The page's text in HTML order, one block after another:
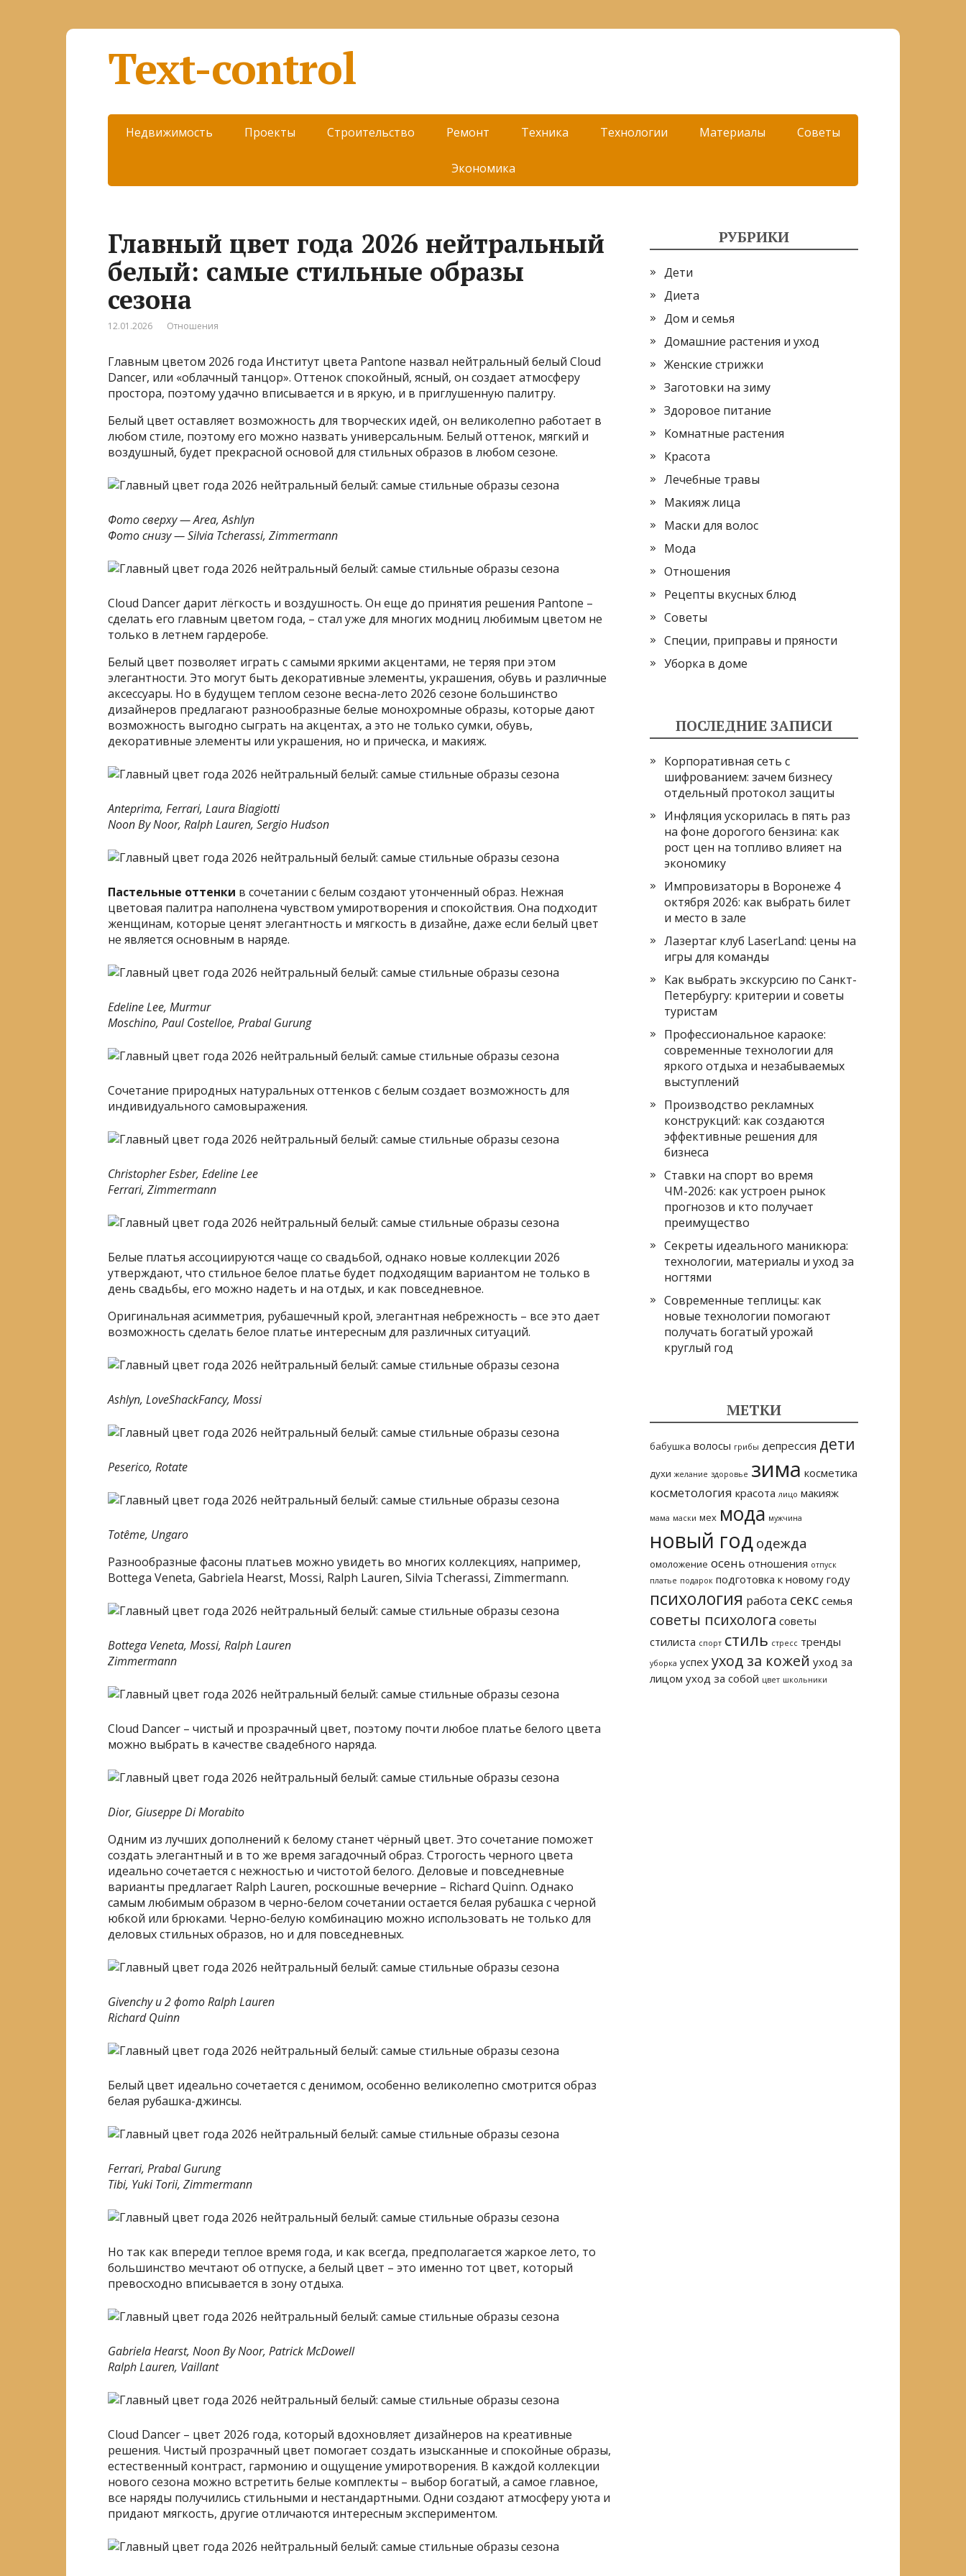
Text-control
Недвижимость Проекты Строительство Ремонт Техника Технологии Материалы Советы
Экономика
Главный цвет года 2026 нейтральный
белый: самые стильные образы
сезона
12.01.2026 Отношения
Главным цветом 2026 года Институт цвета Pantone назвал нейтральный белый Cloud
Dancer, или «облачный танцор». Оттенок спокойный, ясный, он создает атмосферу
простора, поэтому удачно вписывается и в яркую, и в приглушенную палитру.
Белый цвет оставляет возможность для творческих идей, он великолепно работает в
любом стиле, поэтому его можно назвать универсальным. Белый оттенок, мягкий и
воздушный, будет прекрасной основой для стильных образов в любом сезоне.
Фото сверху — Area, Ashlyn
Фото снизу — Silvia Tcherassi, Zimmermann
Cloud Dancer дарит лёгкость и воздушность. Он еще до принятия решения Pantone –
сделать его главным цветом года, – стал уже для многих модниц любимым цветом не
только в летнем гардеробе.
Белый цвет позволяет играть с самыми яркими акцентами, не теряя при этом
элегантности. Это могут быть декоративные элементы, украшения, обувь и различные
аксессуары. Но в будущем теплом сезоне весна-лето 2026 сезоне большинство
дизайнеров предлагают разнообразные белые монохромные образы, которые дают
возможность выгодно сыграть на акцентах, а это не только сумки, обувь,
декоративные элементы или украшения, но и прическа, и макияж.
Anteprima, Ferrari, Laura Biagiotti
Noon By Noor, Ralph Lauren, Sergio Hudson
Пастельные оттенки в сочетании с белым создают утонченный образ. Нежная
цветовая палитра наполнена чувством умиротворения и спокойствия. Она подходит
женщинам, которые ценят элегантность и мягкость в дизайне, даже если белый цвет
не является основным в наряде.
Edeline Lee, Murmur
Moschino, Paul Costelloe, Prabal Gurung
Сочетание природных натуральных оттенков с белым создает возможность для
индивидуального самовыражения.
Christopher Esber, Edeline Lee
Ferrari, Zimmermann
Белые платья ассоциируются чаще со свадьбой, однако новые коллекции 2026
утверждают, что стильное белое платье будет подходящим вариантом не только в
день свадьбы, его можно надеть и на отдых, и как повседневное.
Оригинальная асимметрия, рубашечный крой, элегантная небрежность – все это дает
возможность сделать белое платье интересным для различных ситуаций.
Ashlyn, LoveShackFancy, Mossi
Peserico, Rotate
Totême, Ungaro
Разнообразные фасоны платьев можно увидеть во многих коллекциях, например,
Bottega Veneta, Gabriela Hearst, Mossi, Ralph Lauren, Silvia Tcherassi, Zimmermann.
Bottega Veneta, Mossi, Ralph Lauren
Zimmermann
Cloud Dancer – чистый и прозрачный цвет, поэтому почти любое платье белого цвета
можно выбрать в качестве свадебного наряда.
Dior, Giuseppe Di Morabito
Одним из лучших дополнений к белому станет чёрный цвет. Это сочетание поможет
создать элегантный и в то же время загадочный образ. Строгость черного цвета
идеально сочетается с нежностью и чистотой белого. Деловые и повседневные
варианты предлагает Ralph Lauren, роскошные вечерние – Richard Quinn. Однако
самым любимым образом в черно-белом сочетании остается белая рубашка с черной
юбкой или брюками. Черно-белую комбинацию можно использовать не только для
деловых стильных образов, но и для повседневных.
Givenchy и 2 фото Ralph Lauren
Richard Quinn
Белый цвет идеально сочетается с денимом, особенно великолепно смотрится образ
белая рубашка-джинсы.
Ferrari, Prabal Gurung
Tibi, Yuki Torii, Zimmermann
Но так как впереди теплое время года, и как всегда, предполагается жаркое лето, то
большинство мечтают об отпуске, а белый цвет – это именно тот цвет, который
превосходно вписывается в зону отдыха.
Gabriela Hearst, Noon By Noor, Patrick McDowell
Ralph Lauren, Vaillant
Cloud Dancer – цвет 2026 года, который вдохновляет дизайнеров на креативные
решения. Чистый прозрачный цвет помогает создать изысканные и спокойные образы,
естественный контраст, гармонию и ощущение умиротворения. В каждой коллекции
нового сезона можно встретить белые комплекты – выбор богатый, а самое главное,
все наряды получились стильными и нестандартными. Одни создают атмосферу уюта и
придают мягкость, другие отличаются интересным экспериментом.
РУБРИКИ
Дети
Диета
Дом и семья
Домашние растения и уход
Женские стрижки
Заготовки на зиму
Здоровое питание
Комнатные растения
Красота
Лечебные травы
Макияж лица
Маски для волос
Мода
Отношения
Рецепты вкусных блюд
Советы
Специи, приправы и пряности
Уборка в доме
ПОСЛЕДНИЕ ЗАПИСИ
Корпоративная сеть с
шифрованием: зачем бизнесу
отдельный протокол защиты
Инфляция ускорилась в пять раз
на фоне дорогого бензина: как
рост цен на топливо влияет на
экономику
Импровизаторы в Воронеже 4
октября 2026: как выбрать билет
и место в зале
Лазертаг клуб LaserLand: цены на
игры для команды
Как выбрать экскурсию по Санкт-
Петербургу: критерии и советы
туристам
Профессиональное караоке:
современные технологии для
яркого отдыха и незабываемых
выступлений
Производство рекламных
конструкций: как создаются
эффективные решения для
бизнеса
Ставки на спорт во время
ЧМ-2026: как устроен рынок
прогнозов и кто получает
преимущество
Секреты идеального маникюра:
технологии, материалы и уход за
ногтями
Современные теплицы: как
новые технологии помогают
получать богатый урожай
круглый год
МЕТКИ
бабушка волосы грибы депрессия дети
духи желание здоровье зима косметика
косметология красота лицо макияж
мама маски мех мода мужчина
новый гододежда
омоложение осень отношения отпуск
платье подарок подготовка к новому году
психология работа секс семья
советы психолога советы
стилиста спорт стиль стресс тренды
уборка успех уход за кожей уход за
лицом уход за собой цвет школьники